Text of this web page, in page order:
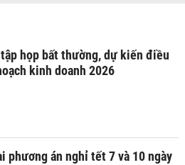
họp bất thường, dự kiến điều
kinh doanh 2026
phương án nghỉ tết 7 và 10 ngày